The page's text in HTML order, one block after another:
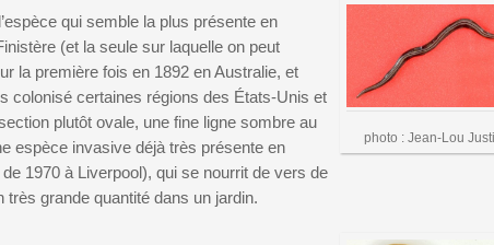
photo : Jean-Lou
qui semble la plus présente en
(et la seule sur laquelle on peut
la première fois en 1892 en Australie, et
colonisé certaines régions des États-Unis et
plutôt ovale, une fine ligne sombre au
espèce invasive déjà très présente en
1970 à Liverpool), qui se nourrit de vers de
grande quantité dans un jardin.